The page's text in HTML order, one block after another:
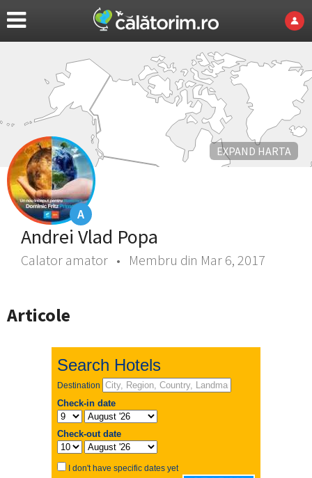
EXPAND HARTA
A
Andrei Vlad Popa
Calator amator • Membru din Mar 6, 2017
Articole